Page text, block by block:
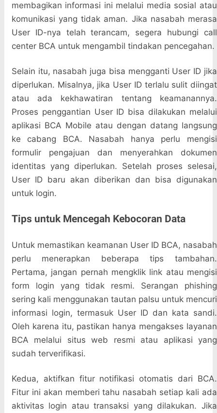
membagikan informasi ini melalui media sosial atau
komunikasi yang tidak aman. Jika nasabah merasa
User ID-nya telah terancam, segera hubungi call
center BCA untuk mengambil tindakan pencegahan.
Selain itu, nasabah juga bisa mengganti User ID jika
diperlukan. Misalnya, jika User ID terlalu sulit diingat
atau ada kekhawatiran tentang keamanannya.
Proses penggantian User ID bisa dilakukan melalui
aplikasi BCA Mobile atau dengan datang langsung
ke cabang BCA. Nasabah hanya perlu mengisi
formulir pengajuan dan menyerahkan dokumen
identitas yang diperlukan. Setelah proses selesai,
User ID baru akan diberikan dan bisa digunakan
untuk login.
Tips untuk Mencegah Kebocoran Data
Untuk memastikan keamanan User ID BCA, nasabah
perlu menerapkan beberapa tips tambahan.
Pertama, jangan pernah mengklik link atau mengisi
form login yang tidak resmi. Serangan phishing
sering kali menggunakan tautan palsu untuk mencuri
informasi login, termasuk User ID dan kata sandi.
Oleh karena itu, pastikan hanya mengakses layanan
BCA melalui situs web resmi atau aplikasi yang
sudah terverifikasi.
Kedua, aktifkan fitur notifikasi otomatis dari BCA.
Fitur ini akan memberi tahu nasabah setiap kali ada
aktivitas login atau transaksi yang dilakukan. Jika